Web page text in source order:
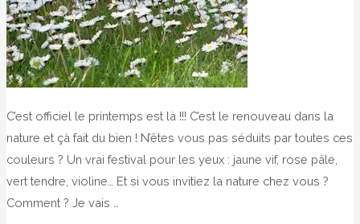
C’est officiel le printemps est là !!! C’est le renouveau dans la
nature et çà fait du bien ! N’êtes vous pas séduits par toutes ces
couleurs ? Un vrai festival pour les yeux : jaune vif, rose pâle,
vert tendre, violine… Et si vous invitiez la nature chez vous ?
Comment ? Je vais …